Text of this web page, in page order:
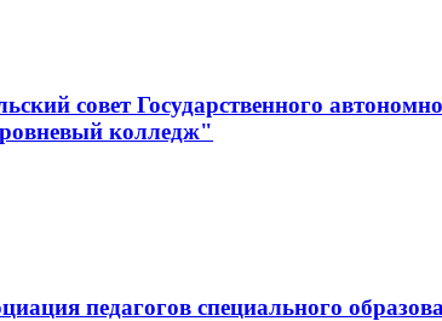
совет Государственного
колледж"
педагогов специального